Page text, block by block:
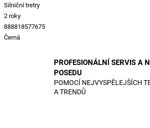
Silniční tretry
2 roky
888818577675
Černá
PROFESIONÁLNÍ SERVIS A
POSEDU
POMOCÍ NEJVYSPĚLEJŠÍCH
A TRENDŮ